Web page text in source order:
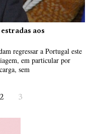
aos
regressar a Portugal este
em particular por
sem
2 3